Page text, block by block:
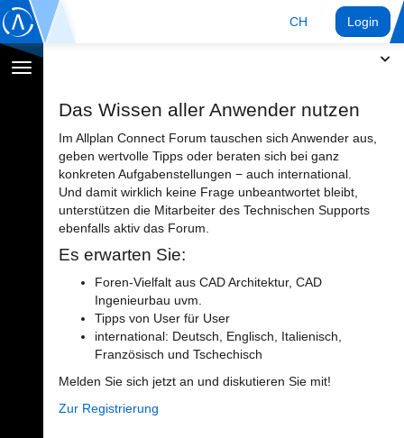
CH Login
Navigation
Das Wissen aller Anwender nutzen
Im Allplan Connect Forum tauschen sich Anwender aus,
geben wertvolle Tipps oder beraten sich bei ganz
konkreten Aufgabenstellungen − auch international.
Und damit wirklich keine Frage unbeantwortet bleibt,
unterstützen die Mitarbeiter des Technischen Supports
ebenfalls aktiv das Forum.
Es erwarten Sie:
Foren-Vielfalt aus CAD Architektur, CAD
Ingenieurbau uvm.
Tipps von User für User
international: Deutsch, Englisch, Italienisch,
Französisch und Tschechisch
Melden Sie sich jetzt an und diskutieren Sie mit!
Zur Registrierung